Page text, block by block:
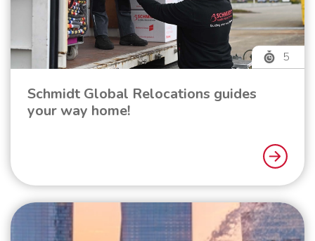
5
Schmidt Global Relocations guides
your way home!